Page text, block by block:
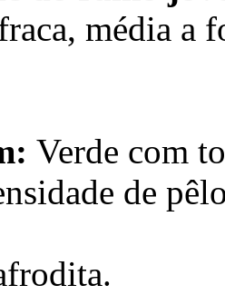
média a
Verde com
de